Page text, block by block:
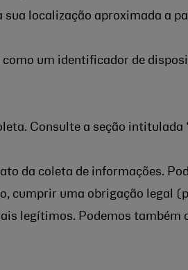
sua localização aproximada a
um identificador de
Consulte a seção intitulada
da coleta de informações.
cumprir uma obrigação legal
legítimos. Podemos também